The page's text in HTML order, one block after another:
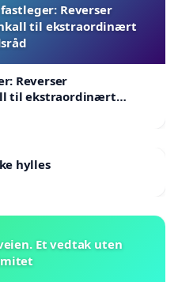
Reverser
til ekstraordinært
Reverser
til ekstraordinært
hylles
Et vedtak uten